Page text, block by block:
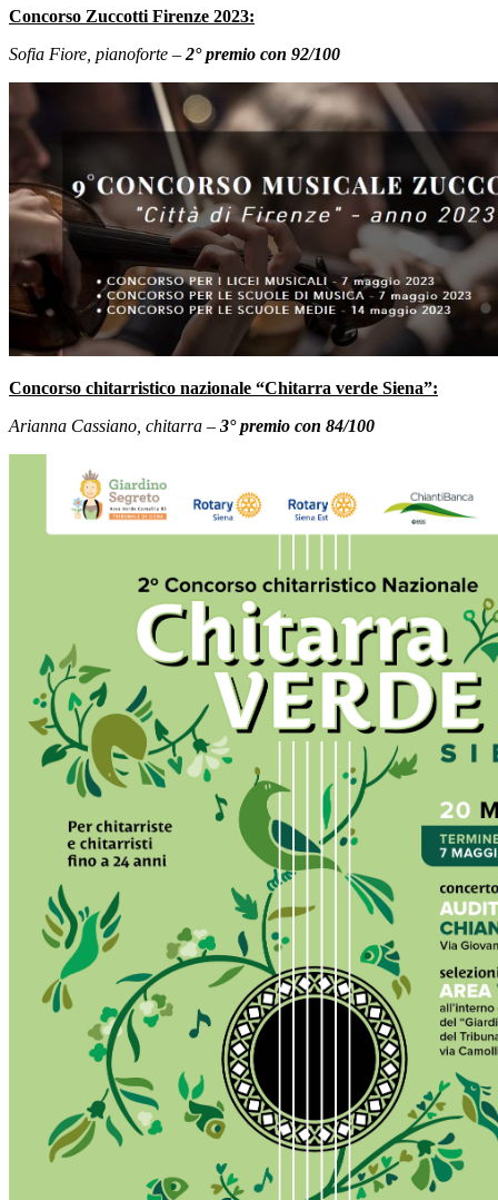
Concorso Zuccotti Firenze 2023:
Sofia Fiore, pianoforte – 2° premio con 92/100
Concorso chitarristico nazionale “Chitarra verde Siena”:
Arianna Cassiano, chitarra – 3° premio con 84/100